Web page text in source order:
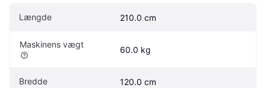
Længde 210.0 cm
Maskinens vægt
60.0 kg
Bredde 120.0 cm